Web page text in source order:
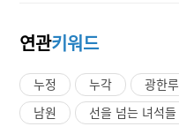
연관키워드
누정 누각 광한루
남원
선을 넘는 녀석들